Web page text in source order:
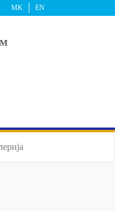
MK EN